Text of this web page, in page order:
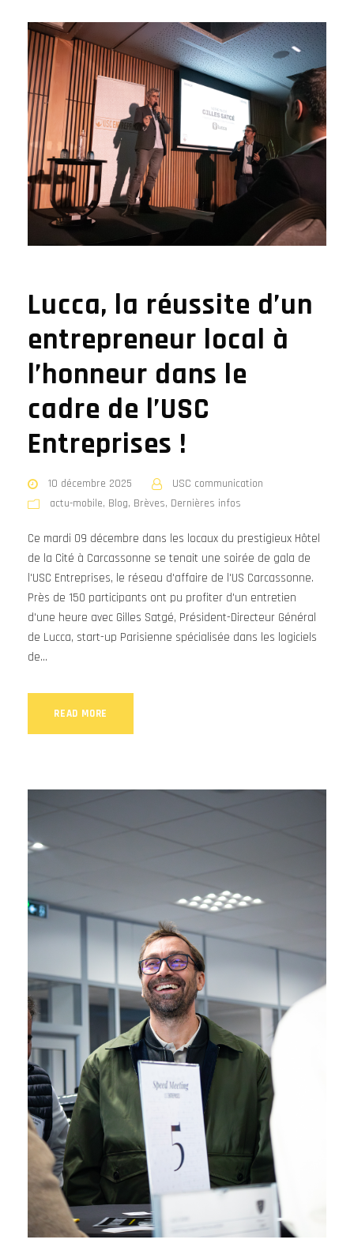
Lucca, la réussite d’un
entrepreneur local à
l’honneur dans le
cadre de l’USC
Entreprises !
10 décembre 2025
USC communication
actu-mobile, Blog, Brèves, Dernières infos
Ce mardi 09 décembre dans les locaux du prestigieux Hôtel
de la Cité à Carcassonne se tenait une soirée de gala de
l'USC Entreprises, le réseau d'affaire de l'US Carcassonne.
Près de 150 participants ont pu profiter d'un entretien
d'une heure avec Gilles Satgé, Président-Directeur Général
de Lucca, start-up Parisienne spécialisée dans les logiciels
de...
READ MORE